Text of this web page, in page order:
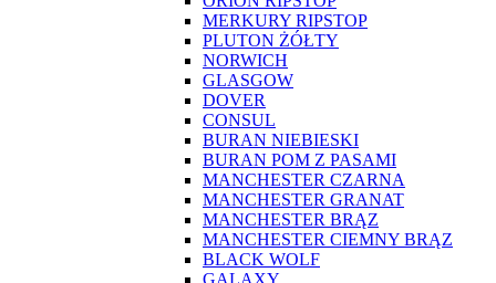
MERKURY RIPSTOP
PLUTON ŻÓŁTY
NORWICH
GLASGOW
DOVER
CONSUL
BURAN NIEBIESKI
BURAN POM Z PASAMI
MANCHESTER CZARNA
MANCHESTER GRANAT
MANCHESTER BRĄZ
MANCHESTER CIEMNY BRĄZ
BLACK WOLF
GALAXY